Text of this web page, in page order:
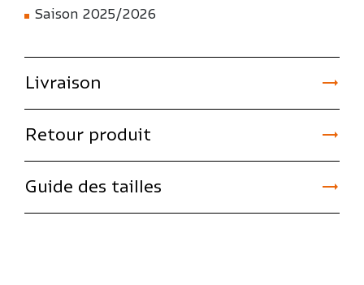
Saison 2025/2026
Livraison 
Retour produit 
Guide des tailles 